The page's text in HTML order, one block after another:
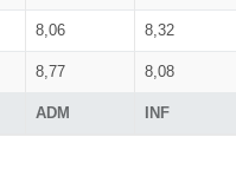
ADM INF
8,06 8,32
8,77 8,08